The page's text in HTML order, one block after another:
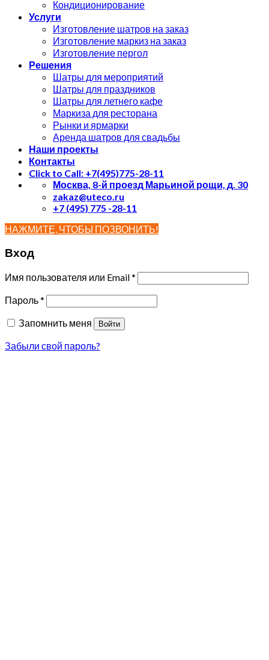
Кондиционирование
Услуги
Изготовление шатров на заказ
Изготовление маркиз на заказ
Изготовление пергол
Решения
Шатры для мероприятий
Шатры для праздников
Шатры для летнего кафе
Маркиза для ресторана
Рынки и ярмарки
Аренда шатров для свадьбы
Наши проекты
Контакты
Click to Call: +7(495)775-28-11
Москва, 8-й проезд Марьиной рощи, д. 30
zakaz@uteco.ru
+7 (495) 775 -28-11
НАЖМИТЕ, ЧТОБЫ ПОЗВОНИТЬ!
Вход
Имя пользователя или Email*
Пароль*
Запомнить меня
Войти
Забыли свой пароль?